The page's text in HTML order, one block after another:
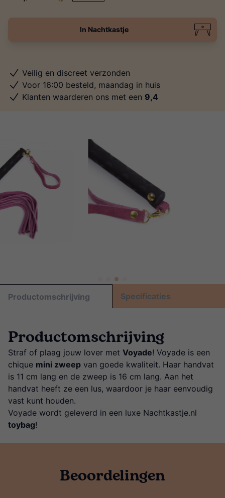
In Nachtkastje
Veilig en discreet verzonden
Voor 16:00 besteld, maandag in huis
Klanten waarderen ons met een 9,4
Productomschrijving Specificaties
Productomschrijving
Straf of plaag jouw lover met Voyade! Voyade is een
chique mini zweep van goede kwaliteit. Haar handvat
is 11 cm lang en de zweep is 16 cm lang. Aan het
handvat heeft ze een lus, waardoor je haar eenvoudig
vast kunt houden.
Voyade wordt geleverd in een luxe Nachtkastje.nl
toybag!
Beoordelingen